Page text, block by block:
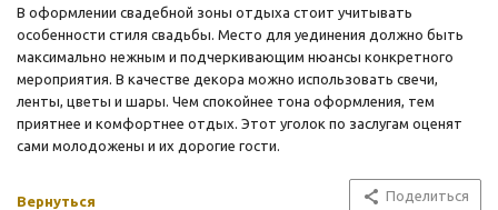
В оформлении свадебной зоны отдыха стоит учитывать
особенности стиля свадьбы. Место для уединения должно быть
максимально нежным и подчеркивающим нюансы конкретного
мероприятия. В качестве декора можно использовать свечи,
ленты, цветы и шары. Чем спокойнее тона оформления, тем
приятнее и комфортнее отдых. Этот уголок по заслугам оценят
сами молодожены и их дорогие гости.
Вернуться Поделиться